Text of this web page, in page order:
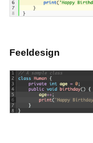
Feeldesign